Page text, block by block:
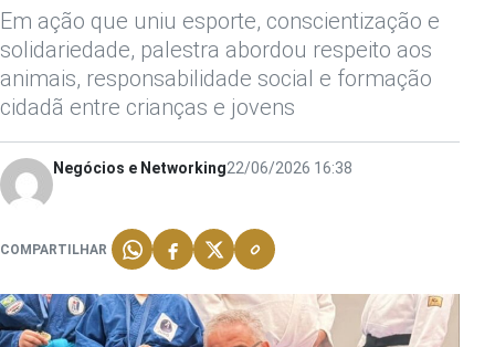
Em ação que uniu esporte, conscientização e
solidariedade, palestra abordou respeito aos
animais, responsabilidade social e formação
cidadã entre crianças e jovens
Negócios e Networking22/06/2026 16:38
COMPARTILHAR